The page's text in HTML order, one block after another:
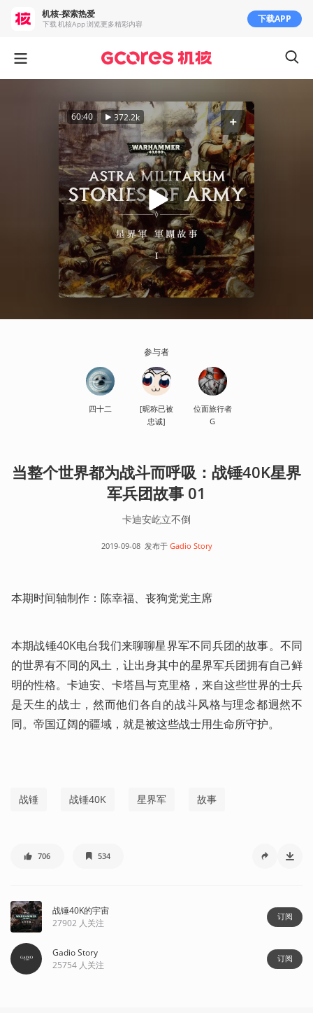
60:40 372.2k
参与者
四十二
[昵称已被
忠诚]
位面旅行者
G
当整个世界都为战斗而呼吸：战锤40K星界
军兵团故事 01
卡迪安屹立不倒
2019-09-08 发布于 Gadio Story
本期时间轴制作：陈幸福、丧狗党党主席
本期战锤40K电台我们来聊聊星界军不同兵团的故事。不同
的世界有不同的风土，让出身其中的星界军兵团拥有自己鲜
明的性格。卡迪安、卡塔昌与克里格，来自这些世界的士兵
是天生的战士，然而他们各自的战斗风格与理念都迥然不
同。帝国辽阔的疆域，就是被这些战士用生命所守护。
战锤 战锤40K 星界军 故事
706 534
战锤40K的宇宙
27902 人关注
订阅
Gadio Story
25754 人关注
订阅
机核-探索热爱
下载 机核App 浏览更多精彩内容 下载APP